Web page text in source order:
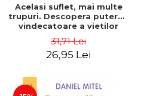
Acelasi suflet, mai multe
trupuri. Descopera puterea
vindecatoare a vietilor
progresiei. Editie revizuita
– Dr. Brain Weiss
31,71 Lei
26,95 Lei